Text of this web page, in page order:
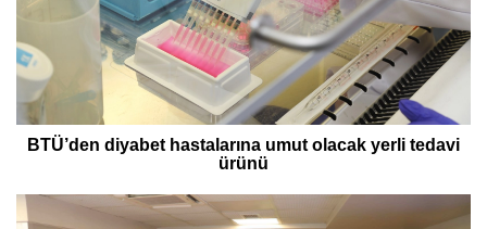
BTÜ’den diyabet hastalarına umut olacak yerli tedavi
ürünü